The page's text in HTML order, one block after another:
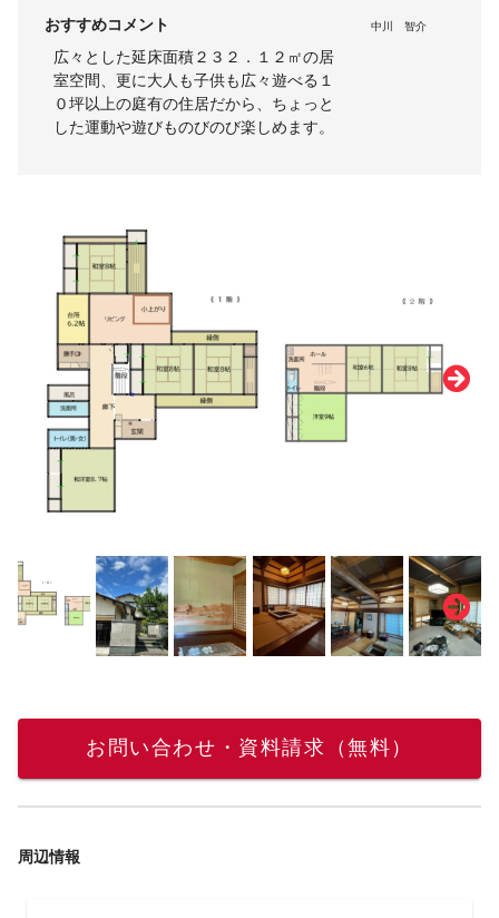
おすすめコメント
広々とした延床面積２３２．１２㎡の居
室空間、更に大人も子供も広々遊べる１
０坪以上の庭有の住居だから、ちょっと
した運動や遊びものびのび楽しめます。
中川 智介
お問い合わせ・資料請求（無料）
周辺情報